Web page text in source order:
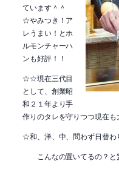
ています＾＾
☆やみつき！ア
レうまい！とホ
ルモンチャーハ
ンも好評！！
☆☆現在三代目
として、創業昭
和２１年より手
作りのタレを守りつつ現在も
☆和、洋、中、問わず日替
こんなの置いてるの？と